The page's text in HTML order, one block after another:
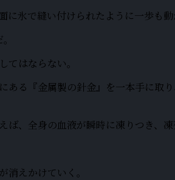
氷で縫い付けられたように一歩も動
はならない。
る『金属製の針金』を一本手に
、全身の血液が瞬時に凍りつき、
えかけていく。